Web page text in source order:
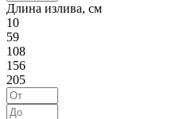
Длина излива, см
10
59
108
156
205